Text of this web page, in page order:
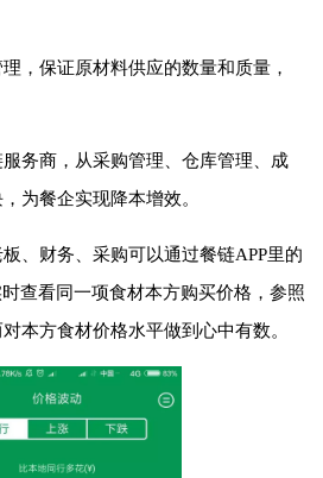
，保证原材料供应的数量和质量，
务商，从采购管理、仓库管理、成
为餐企实现降本增效。
、财务、采购可以通过餐链APP里的
查看同一项食材本方购买价格，参照
本方食材价格水平做到心中有数。